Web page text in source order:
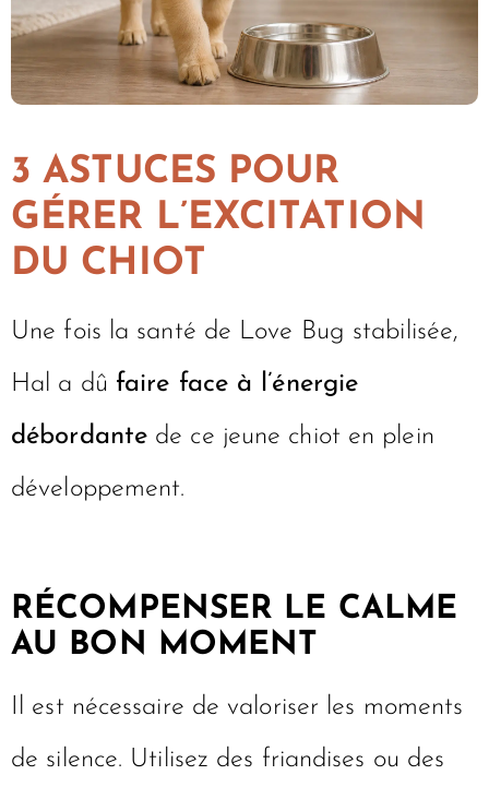
3 ASTUCES POUR
GÉRER L’EXCITATION
DU CHIOT
Une fois la santé de Love Bug stabilisée,
Hal a dû faire face à l’énergie
débordante de ce jeune chiot en plein
développement.
RÉCOMPENSER LE CALME
AU BON MOMENT
Il est nécessaire de valoriser les moments
de silence. Utilisez des friandises ou des